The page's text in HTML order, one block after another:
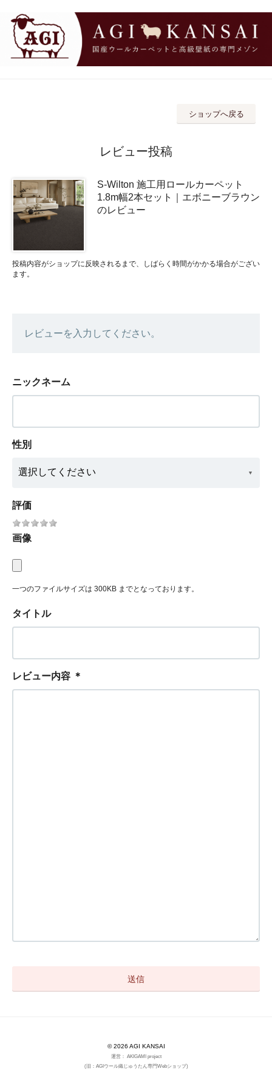
ショップへ戻る
レビュー投稿
S-Wilton 施工用ロールカーペット
1.8m幅2本セット｜エボニーブラウン
のレビュー
投稿内容がショップに反映されるまで、しばらく時間がかかる場合がござい
ます。
レビューを入力してください。
ニックネーム
性別
評価
画像
一つのファイルサイズは 300KB までとなっております。
タイトル
レビュー内容 ＊
© 2026 AGI KANSAI
運営： AKIGAMI project
(旧：AGIウール織じゅうたん専門Webショップ)